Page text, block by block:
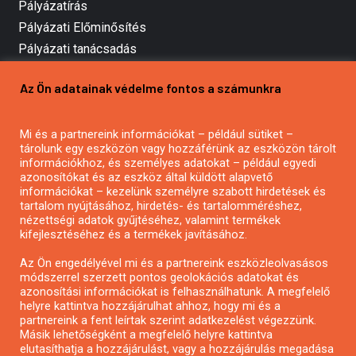
Pályázatírás
Pályázati Előminősítés
Pályázati tanácsadás
Mezőgazdasági pályázatírás
Pályázatírás civil szervezeteknek
Pályázatírás önkormányzatoknak
Pályázatfigyelés
Specifikus pályázatfigyelés vagy hírlevél
Pályázatok magánszemélyeknek
Pályázatok civil szervezeteknek
Pályázatok vállalkozásoknak
Az Ön adatainak védelme fontos a számunkra
Mi és a partnereink információkat – például sütiket –
tárolunk egy eszközön vagy hozzáférünk az eszközön tárolt
információkhoz, és személyes adatokat – például egyedi
azonosítókat és az eszköz által küldött alapvető
információkat – kezelünk személyre szabott hirdetések és
tartalom nyújtásához, hirdetés- és tartalomméréshez,
nézettségi adatok gyűjtéséhez, valamint termékek
kifejlesztéséhez és a termékek javításához.
Az Ön engedélyével mi és a partnereink eszközleolvasásos
módszerrel szerzett pontos geolokációs adatokat és
azonosítási információkat is felhasználhatunk. A megfelelő
helyre kattintva hozzájárulhat ahhoz, hogy mi és a
partnereink a fent leírtak szerint adatkezelést végezzünk.
Másik lehetőségként a megfelelő helyre kattintva
elutasíthatja a hozzájárulást, vagy a hozzájárulás megadása